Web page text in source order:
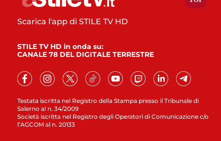
Testata iscritta nel Registro della Stampa presso il Tribunale di
Salerno al n. 34/2009
Società iscritta nel Registro degli Operatori di Comunicazione c/o
l’AGCOM al n. 20133
Scarica l'app di STILE TV HD
STILE TV HD in onda su:
CANALE 78 DEL DIGITALE TERRESTRE